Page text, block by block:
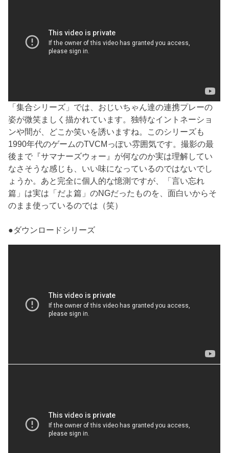
「集合シリーズ」では、おじいちゃん達の連携プレーの
姿が微笑ましく描かれています。独特なイントネーショ
ンや間が、どこか笑いを誘いますね。このシリーズも
1990年代のゲームのTVCMっぽい雰囲気です。撮影の最
後まで『サマナーズウォー』が何なのか実は理解してい
なさそうな感じも、いい味になっているのではないでし
ょうか。あと完全に個人的な憶測ですが、「言い忘れ
篇」は実は「だよ篇」のNGだったものを、面白いからそ
のまま使っているのでは（笑）
●ダウンロードシリーズ